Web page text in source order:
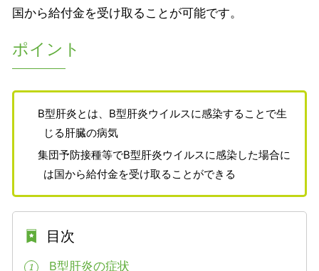
国から給付金を受け取ることが可能です。
ポイント
B型肝炎とは、B型肝炎ウイルスに感染することで生
じる肝臓の病気
集団予防接種等でB型肝炎ウイルスに感染した場合に
は国から給付金を受け取ることができる
目次
1 B型肝炎の症状